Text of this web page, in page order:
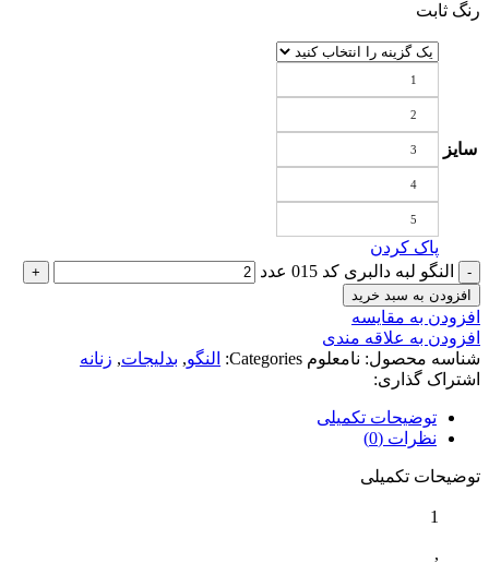
رنگ ثابت
سایز
1
2
3
4
5
پاک کردن
النگو لبه دالبری کد 015 عدد
افزودن به سبد خرید
افزودن به مقایسه
افزودن به علاقه مندی
شناسه محصول: نامعلوم Categories: النگو, بدلیجات, زنانه
اشتراک گذاری:
توضیحات تکمیلی
نظرات (0)
توضیحات تکمیلی
1
,